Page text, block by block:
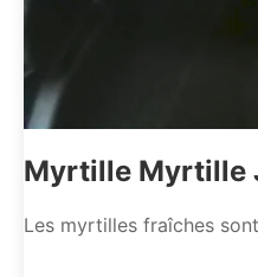
Myrtille Myrtille
Les myrtilles fraîches